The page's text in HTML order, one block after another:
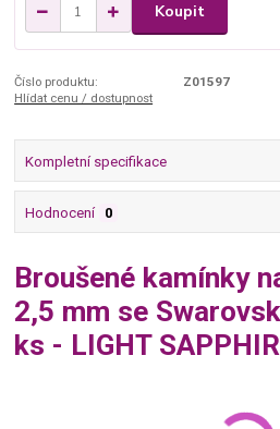
Koupit
Číslo produktu:
Z01597
Hlídat cenu / dostupnost
Kompletní specifikace
Hodnocení 0
Broušené kamínky
2,5 mm se
ks - LIGHT